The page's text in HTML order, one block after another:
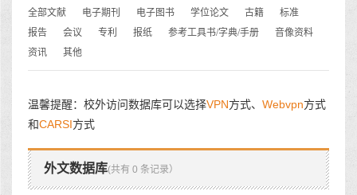
全部文献
电子期刊 电子图书 学位论文 古籍
标准
报告
会议 专利 报纸 参考工具书/字典/手册
音像资料
资讯
其他
温馨提醒：校外访问数据库可以选择VPN方式、 Webvpn方式
和CARSI方式
外文数据库(共有 0 条记录）